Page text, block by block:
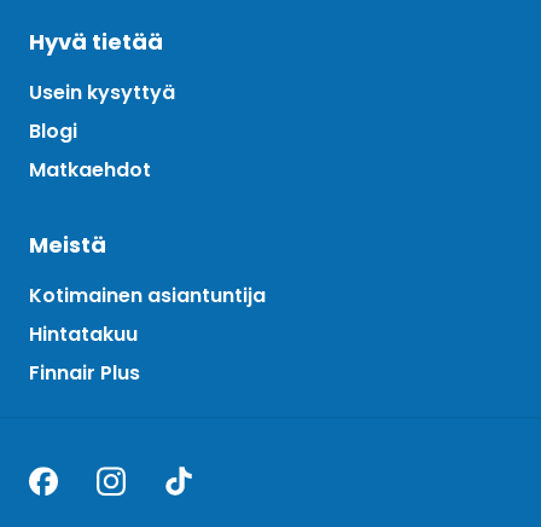
Hyvä tietää
Usein kysyttyä
Blogi
Matkaehdot
Meistä
Kotimainen asiantuntija
Hintatakuu
Finnair Plus